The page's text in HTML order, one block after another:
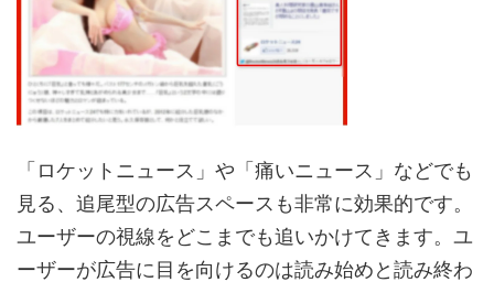
「ロケットニュース」や「痛いニュース」などでも
見る、追尾型の広告スペースも非常に効果的です。
ユーザーの視線をどこまでも追いかけてきます。ユ
ーザーが広告に目を向けるのは読み始めと読み終わ